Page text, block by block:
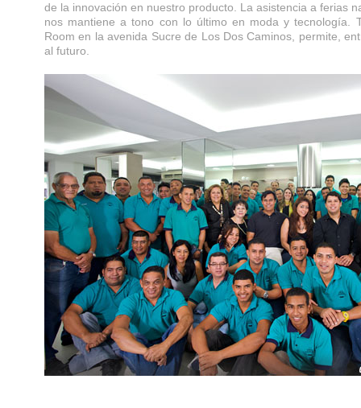
de la innovación en nuestro producto. La asistencia a ferias
nos mantiene a tono con lo último en moda y tecnología.
Room en la avenida Sucre de Los Dos Caminos, permite,
al futuro.